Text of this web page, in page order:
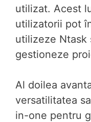
utilizat. Acest
utilizatorii pot
utilizeze Ntask
gestioneze
Al doilea
versatilitatea
in-one pentru